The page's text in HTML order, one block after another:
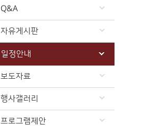
Q&A
자유게시판
일정안내
보도자료
행사갤러리
프로그램제안